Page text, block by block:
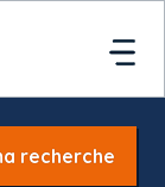
recherche